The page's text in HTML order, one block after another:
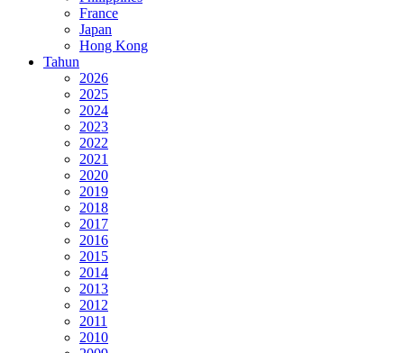
France
Japan
Hong Kong
Tahun
2026
2025
2024
2023
2022
2021
2020
2019
2018
2017
2016
2015
2014
2013
2012
2011
2010